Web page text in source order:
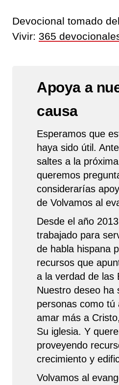
Devocional tomado
Vivir: 365
Apoya a
causa
Esperamos que
haya sido útil.
saltes a la
queremos
considerarías
de Volvamos al
Desde el año
trabajado para
de habla hispana
recursos que
a la verdad de las
Nuestro deseo ha
personas como tú
amar más a
Su iglesia. Y
proveyendo
crecimiento y
Volvamos al